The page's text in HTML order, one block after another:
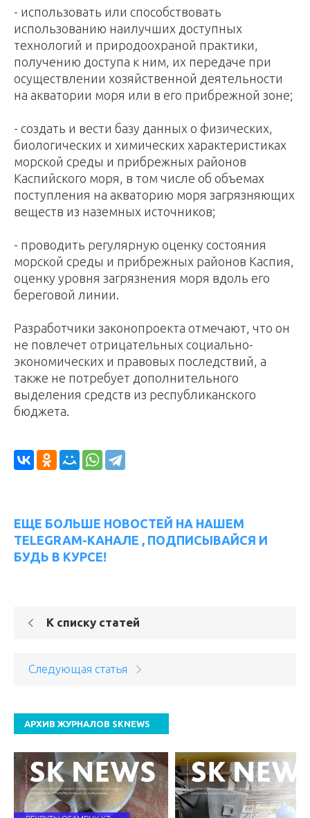
- использовать или способствовать
использованию наилучших доступных
технологий и природоохраной практики,
получению доступа к ним, их передаче при
осуществлении хозяйственной деятельности
на акватории моря или в его прибрежной зоне;
- создать и вести базу данных о физических,
биологических и химических характеристиках
морской среды и прибрежных районов
Каспийского моря, в том числе об объемах
поступления на акваторию моря загрязняющих
веществ из наземных источников;
- проводить регулярную оценку состояния
морской среды и прибрежных районов Каспия,
оценку уровня загрязнения моря вдоль его
береговой линии.
Разработчики законопроекта отмечают, что он
не повлечет отрицательных социально-
экономических и правовых последствий, а
также не потребует дополнительного
выделения средств из республиканского
бюджета.
ЕЩЕ БОЛЬШЕ НОВОСТЕЙ НА НАШЕМ
TELEGRAM-КАНАЛЕ , ПОДПИСЫВАЙСЯ И
БУДЬ В КУРСЕ!
К списку статей
Следующая статья
АРХИВ ЖУРНАЛОВ SKNEWS